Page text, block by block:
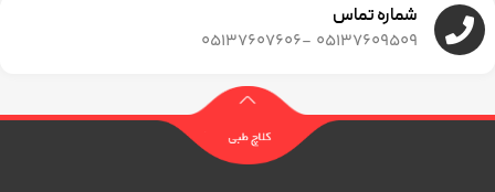
شماره تماس
05137609509 -05137607606